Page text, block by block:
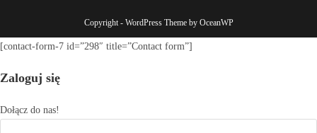
Copyright - WordPress Theme by OceanWP
[contact-form-7 id=”298″ title=”Contact form”]
Zaloguj się
Dołącz do nas!